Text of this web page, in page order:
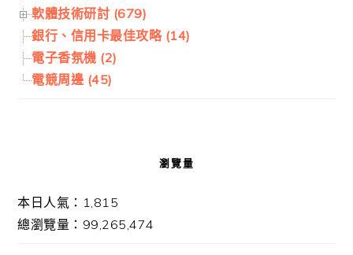
軟體技術研討 (679)
銀行、信用卡最佳攻略 (14)
電子香氛機 (2)
電競周邊 (45)
瀏覽量
本日人氣：1,815
總瀏覽量：99,265,474